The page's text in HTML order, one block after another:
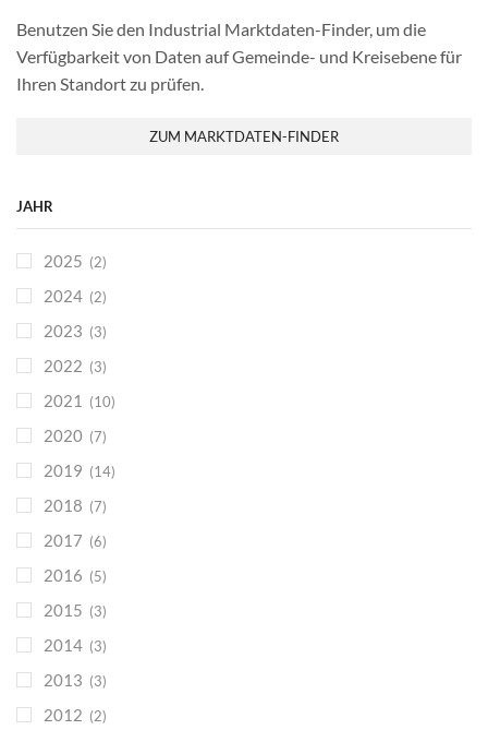
Benutzen Sie den Industrial Marktdaten-Finder, um die
Verfügbarkeit von Daten auf Gemeinde- und Kreisebene für
Ihren Standort zu prüfen.
ZUM MARKTDATEN-FINDER
JAHR
2025 (2)
2024 (2)
2023 (3)
2022 (3)
2021 (10)
2020 (7)
2019 (14)
2018 (7)
2017 (6)
2016 (5)
2015 (3)
2014 (3)
2013 (3)
2012 (2)